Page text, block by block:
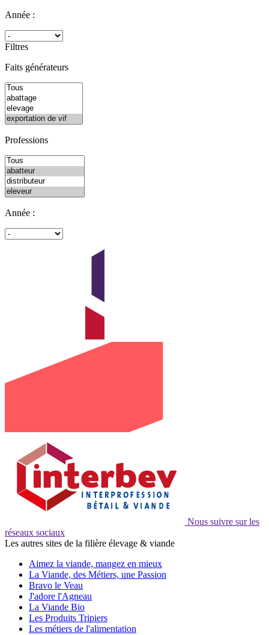
Année :
Filtres
Faits générateurs
Professions
Année :
Nous suivre sur les
réseaux sociaux
Les autres sites de la filière élevage & viande
Aimez la viande, mangez en mieux
La Viande, des Métiers, une Passion
Bravo le Veau
J'adore l'Agneau
La Viande Bio
Les Produits Tripiers
Les métiers de l'alimentation